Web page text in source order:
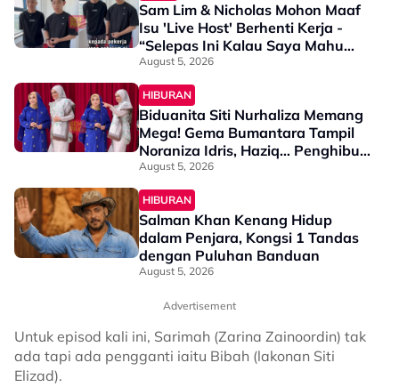
Sam Lim & Nicholas Mohon Maaf
Isu 'Live Host' Berhenti Kerja -
“Selepas Ini Kalau Saya Mahu
Maki…”
August 5, 2026
HIBURAN
Biduanita Siti Nurhaliza Memang
Mega! Gema Bumantara Tampil
Noraniza Idris, Haziq… Penghibur
Indonesia, Lesti Kejora & King
Nassar Pun Ada
August 5, 2026
HIBURAN
Salman Khan Kenang Hidup
dalam Penjara, Kongsi 1 Tandas
dengan Puluhan Banduan
August 5, 2026
Advertisement
Untuk episod kali ini, Sarimah (Zarina Zainoordin) tak
ada tapi ada pengganti iaitu Bibah (lakonan Siti
Elizad).